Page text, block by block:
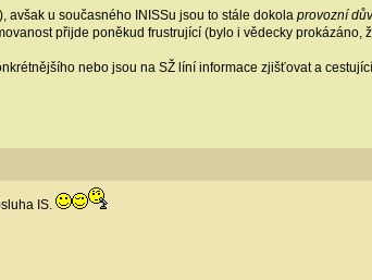
avšak u současného INISSu jsou to stále dokola provozní
přijde poněkud frustrující (bylo i vědecky
nebo jsou na SŽ líní informace zjišťovat a
IS.